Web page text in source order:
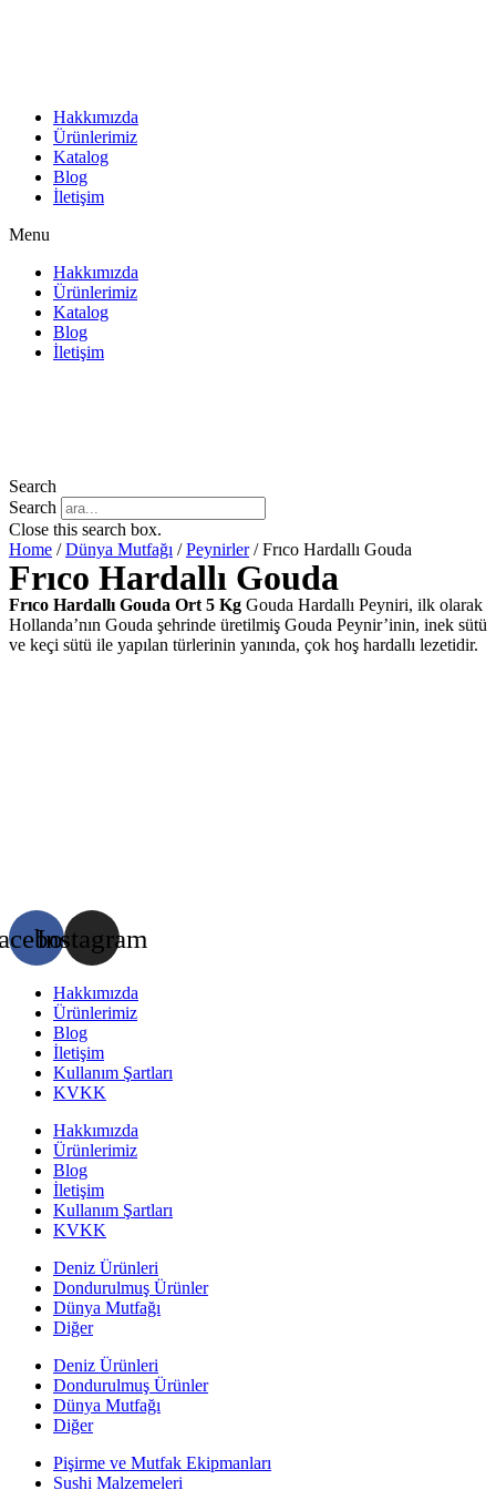
Hakkımızda
Ürünlerimiz
Katalog
Blog
İletişim
Menu
Hakkımızda
Ürünlerimiz
Katalog
Blog
İletişim
Search
Search
Close this search box.
Home /Dünya Mutfağı /Peynirler/ Frıco Hardallı Gouda
Frıco Hardallı Gouda
Frıco Hardallı Gouda Ort 5 Kg Gouda Hardallı Peyniri, ilk olarak
Hollanda’nın Gouda şehrinde üretilmiş Gouda Peynir’inin, inek sütü
ve keçi sütü ile yapılan türlerinin yanında, çok hoş hardallı lezetidir.
Instagram
Hakkımızda
Ürünlerimiz
Blog
İletişim
Kullanım Şartları
KVKK
Hakkımızda
Ürünlerimiz
Blog
İletişim
Kullanım Şartları
KVKK
Deniz Ürünleri
Dondurulmuş Ürünler
Dünya Mutfağı
Diğer
Deniz Ürünleri
Dondurulmuş Ürünler
Dünya Mutfağı
Diğer
Pişirme ve Mutfak Ekipmanları
Sushi Malzemeleri